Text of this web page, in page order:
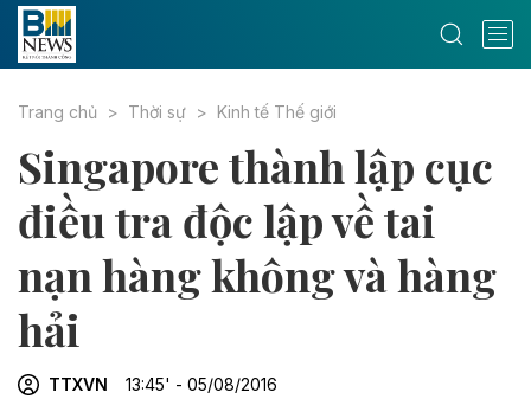
Trang chủ Thời sự Kinh tế Thế giới
Singapore thành lập cục
điều tra độc lập về tai
nạn hàng không và hàng
hải
TTXVN 13:45' - 05/08/2016